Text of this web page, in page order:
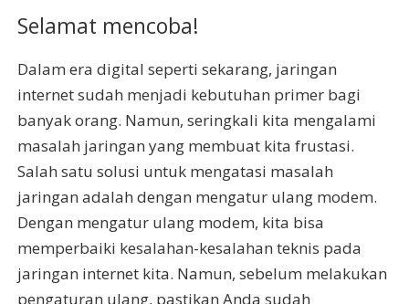
Selamat mencoba!
Dalam era digital seperti sekarang, jaringan
internet sudah menjadi kebutuhan primer bagi
banyak orang. Namun, seringkali kita mengalami
masalah jaringan yang membuat kita frustasi.
Salah satu solusi untuk mengatasi masalah
jaringan adalah dengan mengatur ulang modem.
Dengan mengatur ulang modem, kita bisa
memperbaiki kesalahan-kesalahan teknis pada
jaringan internet kita. Namun, sebelum melakukan
pengaturan ulang, pastikan Anda sudah